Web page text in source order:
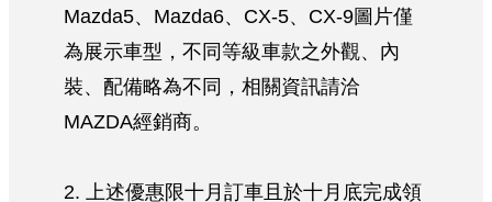
Mazda5、Mazda6、CX-5、CX-9圖片僅
為展示車型，不同等級車款之外觀、內
裝、配備略為不同，相關資訊請洽
MAZDA經銷商。
2. 上述優惠限十月訂車且於十月底完成領